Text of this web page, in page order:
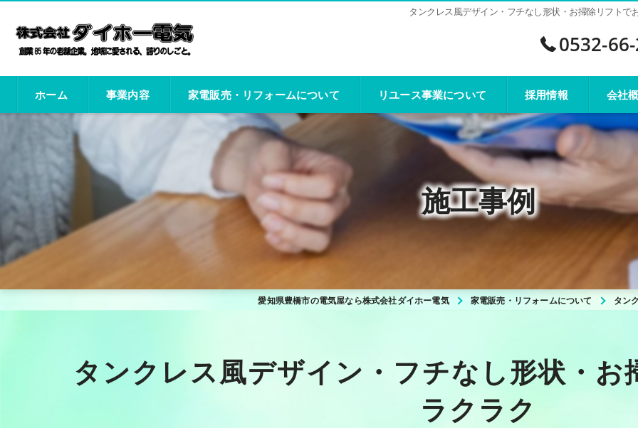
タンクレス風デザイン・フチなし形状・お掃除リフト
0532-
ホーム 事業内容 家電販売・リフォームについて
施工事例
リユース事業について 採用情報 会社
施工事例
愛知県豊橋市の電気屋なら株式会社ダイホー電気 家電販売・リフォームについて タン
タンクレス風デザイン・フチなし形状・お
ラクラク